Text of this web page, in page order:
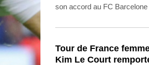
son accord au FC Barcelone
affirmé jeudi à l'AFP une
Tour de France
Kim Le Court